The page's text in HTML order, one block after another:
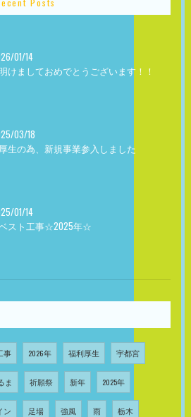
01/14
けましておめでとうございます！！
03/18
生の為、新規事業参入しました
01/14
スト工事☆2025年☆
事 2026年 福利厚生 宇都宮
ま 祈願祭 新年 2025年
ン 足場 強風 雨 栃木